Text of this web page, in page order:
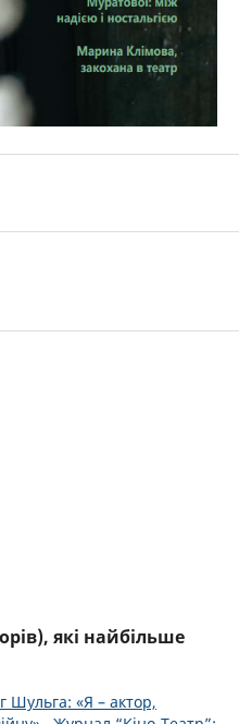
які найбільше
Шульга: «Я – актор,